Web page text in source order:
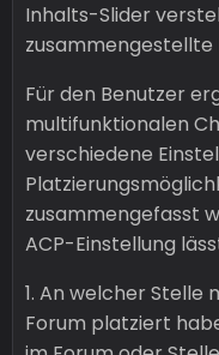
Inhalts-Slider
zusammengestellte
Für den Benutzer
multifunktionalen
verschiedene
zusammengefasst
ACP-Einstellung
1. An welcher Stelle
Forum platziert